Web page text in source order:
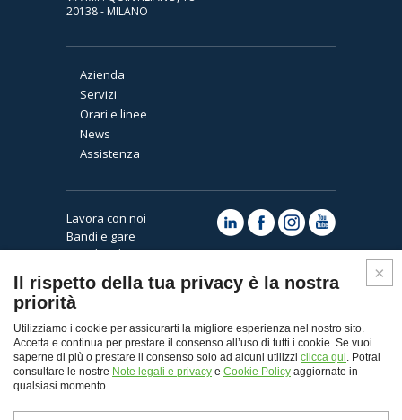
20138 - MILANO
Azienda
Servizi
Orari e linee
News
Assistenza
Lavora con noi
Bandi e gare
Note legali e privacy
Cookies
Il rispetto della tua privacy è la nostra
priorità
Utilizziamo i cookie per assicurarti la migliore esperienza nel nostro sito.
Accetta e continua per prestare il consenso all’uso di tutti i cookie. Se vuoi
saperne di più o prestare il consenso solo ad alcuni utilizzi clicca qui. Potrai
consultare le nostre Note legali e privacy e Cookie Policy aggiornate in
qualsiasi momento.